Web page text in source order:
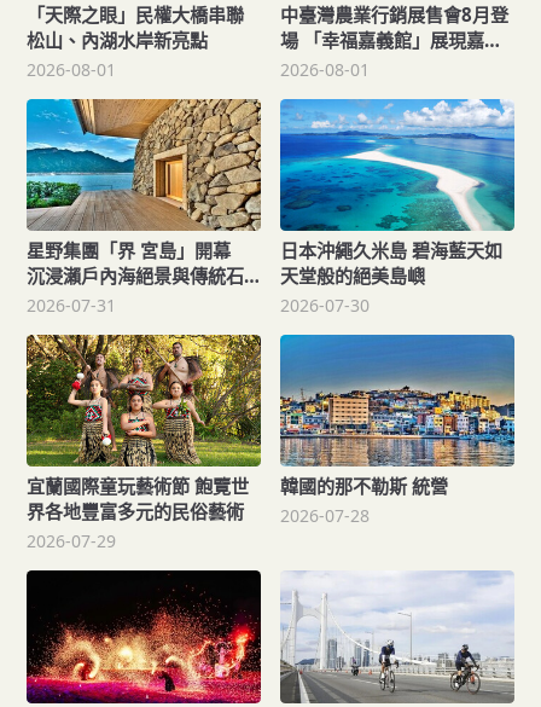
「天際之眼」民權大橋串聯
松山、內湖水岸新亮點
2026-08-01
中臺灣農業行銷展售會8月登
場 「幸福嘉義館」展現嘉義
市農業新實力
2026-08-01
星野集團「界 宮島」開幕
沉浸瀨戶內海絕景與傳統石
風呂文化
2026-07-31
日本沖繩久米島 碧海藍天如
天堂般的絕美島嶼
2026-07-30
宜蘭國際童玩藝術節 飽覽世
界各地豐富多元的民俗藝術
2026-07-29
韓國的那不勒斯 統營
2026-07-28